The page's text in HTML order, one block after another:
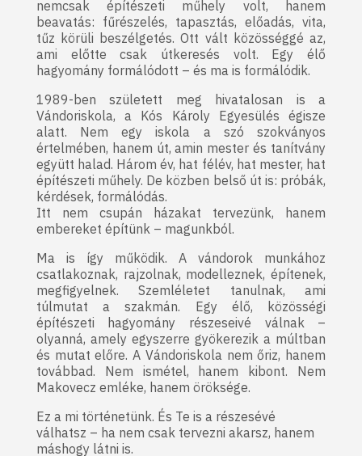
nemcsak építészeti műhely volt, hanem
beavatás: fűrészelés, tapasztás, előadás, vita,
tűz körüli beszélgetés. Ott vált közösséggé az,
ami előtte csak útkeresés volt. Egy élő
hagyomány formálódott – és ma is formálódik.
1989-ben született meg hivatalosan is a
Vándoriskola, a Kós Károly Egyesülés égisze
alatt. Nem egy iskola a szó szokványos
értelmében, hanem út, amin mester és tanítvány
együtt halad. Három év, hat félév, hat mester, hat
építészeti műhely. De közben belső út is: próbák,
kérdések, formálódás.
Itt nem csupán házakat tervezünk, hanem
embereket építünk – magunkból.
Ma is így működik. A vándorok munkához
csatlakoznak, rajzolnak, modelleznek, építenek,
megfigyelnek. Szemléletet tanulnak, ami
túlmutat a szakmán. Egy élő, közösségi
építészeti hagyomány részeseivé válnak –
olyanná, amely egyszerre gyökerezik a múltban
és mutat előre. A Vándoriskola nem őriz, hanem
továbbad. Nem ismétel, hanem kibont. Nem
Makovecz emléke, hanem öröksége.
Ez a mi történetünk. És Te is a részesévé
válhatsz – ha nem csak tervezni akarsz, hanem
máshogy látni is.